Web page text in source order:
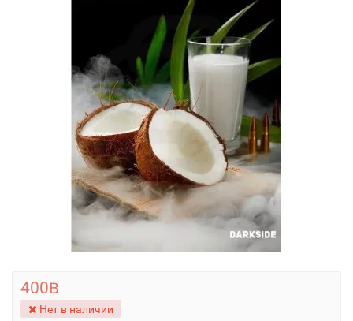
400฿
Нет в наличии